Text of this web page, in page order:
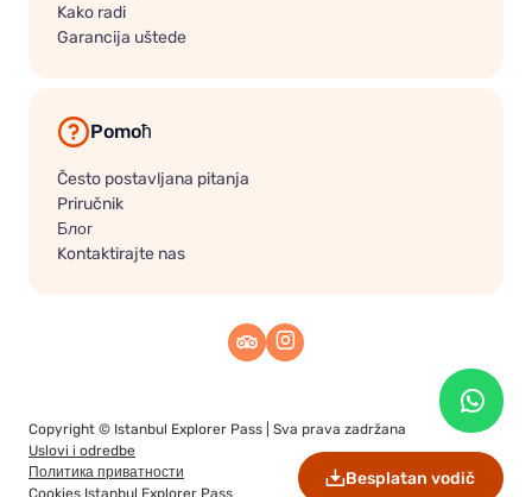
Kako radi
Garancija uštede
Pomoћ
Često postavljana pitanja
Priručnik
Блог
Kontaktirajte nas
Copyright © Istanbul Explorer Pass | Sva prava zadržana
Uslovi i odredbe
Политика приватности
Cookies Istanbul Explorer Pass
Besplatan vodič